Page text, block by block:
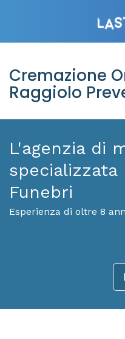
Cremazione
Raggiolo
L'agenzia di
specializzata
Funebri
Esperienza di oltre 8